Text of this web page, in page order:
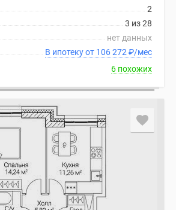
2
3 из 28
нет данных
В ипотеку от 106 272 ₽/мес
6 похожих